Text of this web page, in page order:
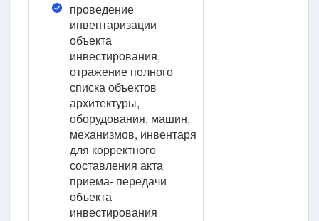
проведение
инвентаризации
объекта
инвестирования,
отражение полного
списка объектов
архитектуры,
оборудования, машин,
механизмов, инвентаря
для корректного
составления акта
приема- передачи
объекта
инвестирования